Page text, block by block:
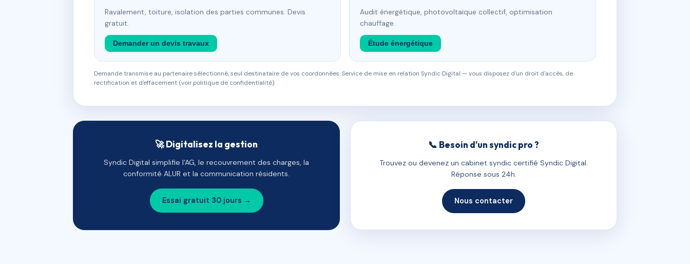
Ravalement, toiture, isolation des parties communes. Devis
gratuit.
Demander un devis travaux
Audit énergétique, photovoltaïque collectif, optimisation
chauffage.
Étude énergétique
Demande transmise au partenaire sélectionné, seul destinataire de vos coordonnées. Service de mise en relation Syndic Digital — vous disposez d'un droit d'accès, de
rectification et d'effacement (voir politique de confidentialité).
🚀 Digitalisez la gestion
Syndic Digital simplifie l'AG, le recouvrement des charges, la
conformité ALUR et la communication résidents.
Essai gratuit 30 jours →
📞 Besoin d'un syndic pro ?
Trouvez ou devenez un cabinet syndic certifié Syndic Digital.
Réponse sous 24h.
Nous contacter